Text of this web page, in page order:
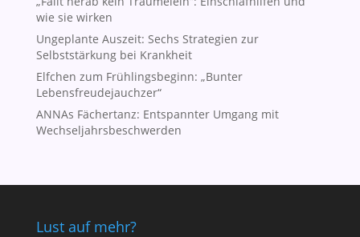
wie sie wirken
Ungeplante Auszeit: Sechs Strategien zur
Selbststärkung bei Krankheit
Elfchen zum Frühlingsbeginn: „Bunter
Lebensfreudejauchzer“
ANNAs Fächertanz: Entspannter Umgang mit
Wechseljahrsbeschwerden
Lust auf mehr?